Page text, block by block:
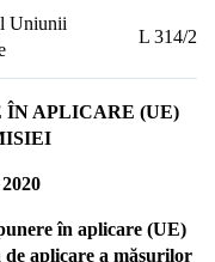
Uniunii
L 314/2
ÎN APLICARE (UE)
în aplicare (UE)
de aplicare a măsurilor